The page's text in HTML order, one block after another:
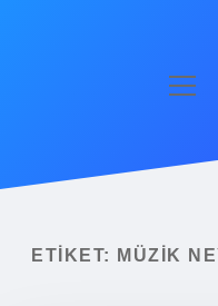
ETIKET: MÜZIK